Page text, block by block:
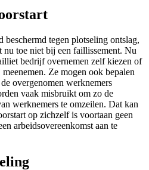
beschermd tegen plotseling ontslag,
nu toe niet bij een faillissement. Nu
bedrijf overnemen zelf kiezen of
Ze mogen ook bepalen
overgenomen werknemers
vaak misbruikt om zo de
werknemers te omzeilen. Dat kan
op zichzelf is voortaan geen
arbeidsovereenkomst aan te